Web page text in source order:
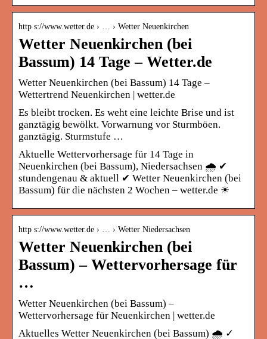
http s://www.wetter.de › … › Wetter Neuenkirchen
Wetter Neuenkirchen (bei
Bassum) 14 Tage – Wetter.de
Wetter Neuenkirchen (bei Bassum) 14 Tage –
Wettertrend Neuenkirchen | wetter.de
Es bleibt trocken. Es weht eine leichte Brise und ist
ganztägig bewölkt. Vorwarnung vor Sturmböen.
ganztägig. Sturmstufe …
Aktuelle Wettervorhersage für 14 Tage in
Neuenkirchen (bei Bassum), Niedersachsen 🌧️ ✔
stundengenau & aktuell ✔ Wetter Neuenkirchen (bei
Bassum) für die nächsten 2 Wochen – wetter.de ☀
http s://www.wetter.de › … › Wetter Niedersachsen
Wetter Neuenkirchen (bei
Bassum) – Wettervorhersage für
…
Wetter Neuenkirchen (bei Bassum) –
Wettervorhersage für Neuenkirchen | wetter.de
Aktuelles Wetter Neuenkirchen (bei Bassum) 🌧️ ✓